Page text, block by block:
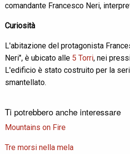
comandante Francesco Neri,
Curiosità
L'abitazione del protagonista
Neri", è ubicato alle 5 Torri, nei
L'edificio è stato costruito per la
smantellato.
Ti potrebbero anche interessare
Mountains on Fire
Tre morsi nella mela